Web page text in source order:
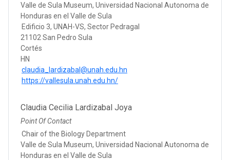
Valle de Sula Museum, Universidad Nacional Autonoma de
Honduras en el Valle de Sula
Edificio 3, UNAH-VS, Sector Pedragal
21102 San Pedro Sula
Cortés
HN
claudia_lardizabal@unah.edu.hn
https://vallesula.unah.edu.hn/
Claudia Cecilia Lardizabal Joya
Point Of Contact
Chair of the Biology Department
Valle de Sula Museum, Universidad Nacional Autonoma de
Honduras en el Valle de Sula